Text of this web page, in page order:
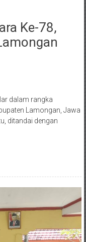
Ke-78,
dalam rangka
Lamongan, Jawa
ditandai dengan